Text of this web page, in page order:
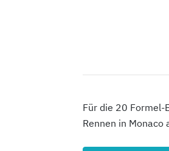
Für die 20 Formel-
Rennen in Monaco